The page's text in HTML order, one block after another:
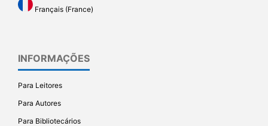
Français (France)
INFORMAÇÕES
Para Leitores
Para Autores
Para Bibliotecários